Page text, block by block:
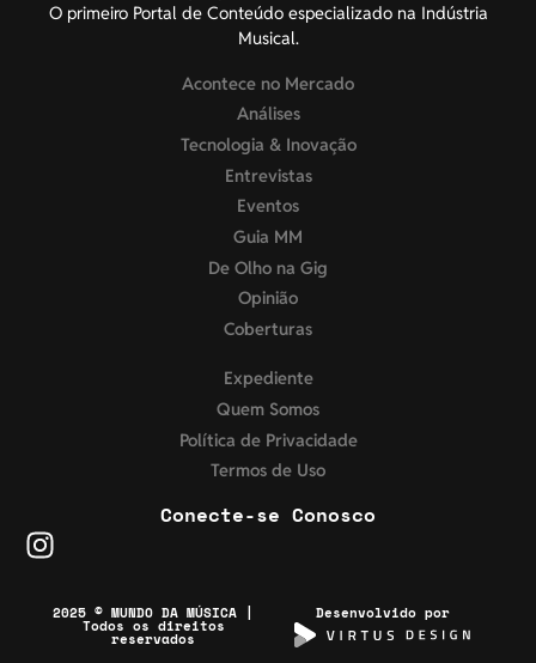
O primeiro Portal de Conteúdo especializado na Indústria
Musical.
Acontece no Mercado
Análises
Tecnologia & Inovação
Entrevistas
Eventos
Guia MM
De Olho na Gig
Opinião
Coberturas
Expediente
Quem Somos
Política de Privacidade
Termos de Uso
Conecte-se Conosco
2025 © MUNDO DA MÚSICA |
Todos os direitos
reservados
Desenvolvido por